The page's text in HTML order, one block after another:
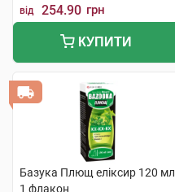
від 254.90 грн
КУПИТИ
Базука Плющ еліксир 120 мл
1 флакон